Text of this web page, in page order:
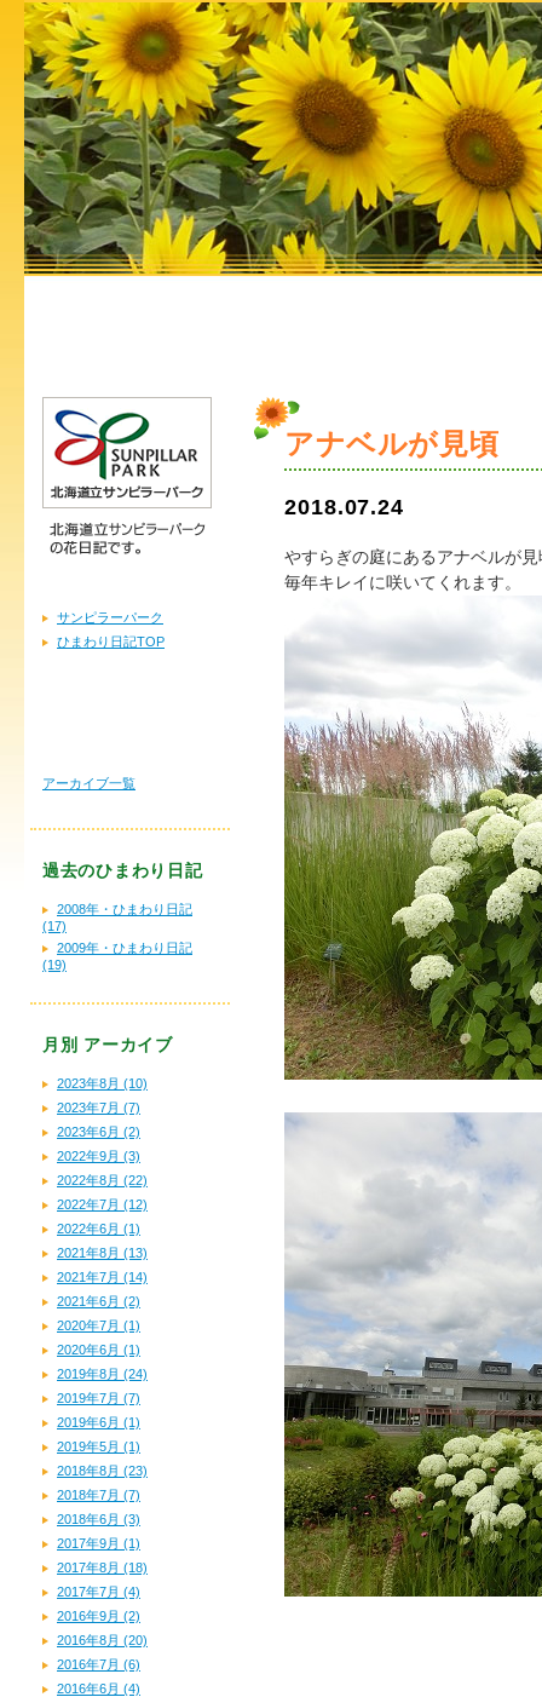
アナベルが見頃
2018.07.24
やすらぎの庭にあるアナベルが
毎年キレイに咲いてくれます。
サンピラーパーク
ひまわり日記TOP
アーカイブ一覧
過去のひまわり日記
2008年・ひまわり日記
(17)
2009年・ひまわり日記
(19)
月別 アーカイブ
2023年8月 (10)
2023年7月 (7)
2023年6月 (2)
2022年9月 (3)
2022年8月 (22)
2022年7月 (12)
2022年6月 (1)
2021年8月 (13)
2021年7月 (14)
2021年6月 (2)
2020年7月 (1)
2020年6月 (1)
2019年8月 (24)
2019年7月 (7)
2019年6月 (1)
2019年5月 (1)
2018年8月 (23)
2018年7月 (7)
2018年6月 (3)
2017年9月 (1)
2017年8月 (18)
2017年7月 (4)
2016年9月 (2)
2016年8月 (20)
2016年7月 (6)
2016年6月 (4)